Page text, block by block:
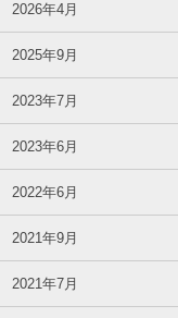
2026年4月
2025年9月
2023年7月
2023年6月
2022年6月
2021年9月
2021年7月